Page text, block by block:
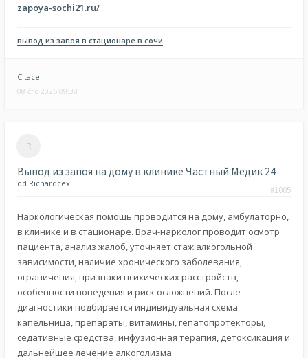
zapoya-sochi21.ru/
вывод из запоя в стационаре в сочи
Citace
08 črc 2026 09:38
Вывод из запоя на дому в клинике Частный Медик 24
#1005
od Richardcex
Наркологическая помощь проводится на дому, амбулаторно,
в клинике и в стационаре. Врач-нарколог проводит осмотр
пациента, анализ жалоб, уточняет стаж алкогольной
зависимости, наличие хронического заболевания,
ограничения, признаки психических расстройств,
особенности поведения и риск осложнений. После
диагностики подбирается индивидуальная схема:
капельница, препараты, витамины, гепатопротекторы,
седативные средства, инфузионная терапия, детоксикация и
дальнейшее лечение алкоголизма.